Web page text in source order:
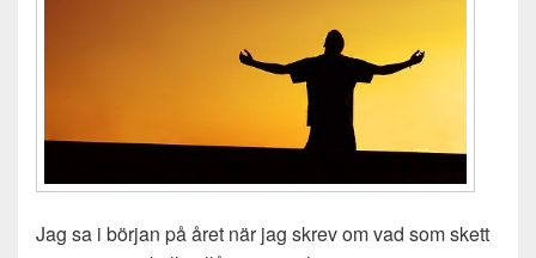
Jag sa i början på året när jag skrev om vad som skett